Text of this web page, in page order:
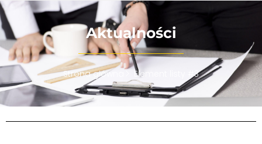
Aktualności
Strona główna Element listy #3